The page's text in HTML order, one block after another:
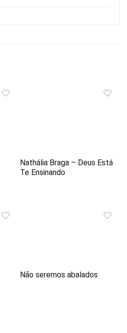
Nathália Braga – Deus Está
Te Ensinando
Não seremos abalados